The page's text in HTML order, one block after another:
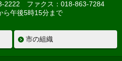
2222 ファクス：018-863-7284
ら午後5時15分まで
市の組織